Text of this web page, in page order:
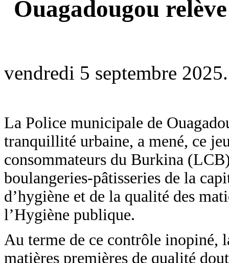
Ouagadougou
vendredi 5 septembre 2025.
La Police municipale de
tranquillité urbaine, a mené, ce
consommateurs du Burkina
boulangeries-pâtisseries de la
d’hygiène et de la qualité des
l’Hygiène publique.
Au terme de ce contrôle inopiné,
matières premières de qualité